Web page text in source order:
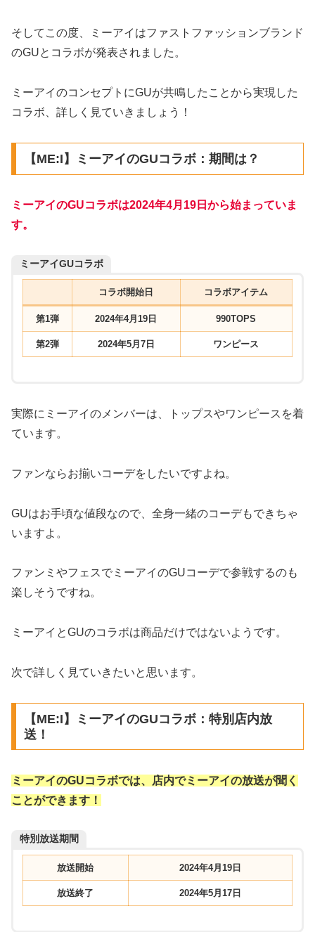
そしてこの度、ミーアイはファストファッションブランド
のGUとコラボが発表されました。
ミーアイのコンセプトにGUが共鳴したことから実現した
コラボ、詳しく見ていきましょう！
【ME:I】ミーアイのGUコラボ：期間は？
ミーアイのGUコラボは2024年4月19日から始まっていま
す。
ミーアイGUコラボ
コラボ開始日 コラボアイテム
第1弾 2024年4月19日 990TOPS
第2弾 2024年5月7日 ワンピース
実際にミーアイのメンバーは、トップスやワンピースを着
ています。
ファンならお揃いコーデをしたいですよね。
GUはお手頃な値段なので、全身一緒のコーデもできちゃ
いますよ。
ファンミやフェスでミーアイのGUコーデで参戦するのも
楽しそうですね。
ミーアイとGUのコラボは商品だけではないようです。
次で詳しく見ていきたいと思います。
【ME:I】ミーアイのGUコラボ：特別店内放
送！
ミーアイのGUコラボでは、店内でミーアイの放送が聞く
ことができます！
特別放送期間
放送開始 2024年4月19日
放送終了 2024年5月17日